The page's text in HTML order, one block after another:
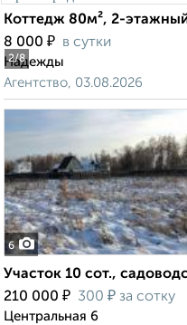
2/8
Коттедж 80м², 2-
8 000 ₽ в сутки
Надежды
Агентство, 03.08.2026
6
Участок 10 сот.,
210 000 ₽ 300 ₽ за сотку
Центральная 6